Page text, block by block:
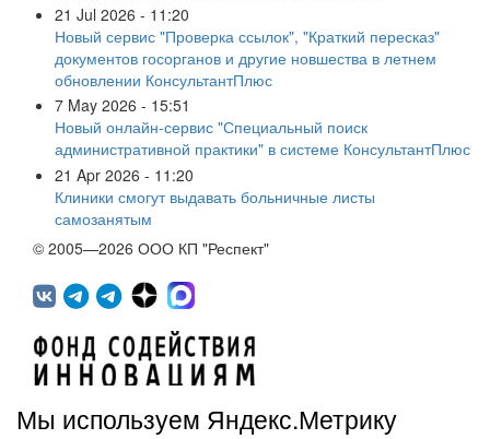
21 Jul 2026 - 11:20
Новый сервис "Проверка ссылок", "Краткий пересказ"
документов госорганов и другие новшества в летнем
обновлении КонсультантПлюс
7 May 2026 - 15:51
Новый онлайн-сервис "Специальный поиск
административной практики" в системе КонсультантПлюс
21 Apr 2026 - 11:20
Клиники смогут выдавать больничные листы
самозанятым
© 2005—2026 ООО КП "Респект"
Мы используем Яндекс.Метрику